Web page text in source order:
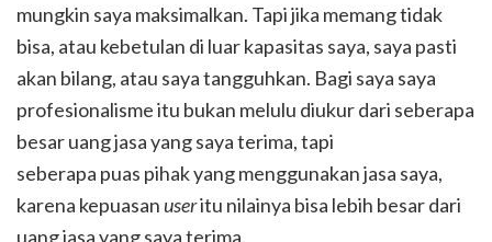
mungkin saya maksimalkan. Tapi jika memang tidak
bisa, atau kebetulan di luar kapasitas saya, saya pasti
akan bilang, atau saya tangguhkan. Bagi saya saya
profesionalisme itu bukan melulu diukur dari seberapa
besar uang jasa yang saya terima, tapi
seberapa puas pihak yang menggunakan jasa saya,
karena kepuasanuseritu nilainya bisa lebih besar dari
uang jasa yang saya terima.